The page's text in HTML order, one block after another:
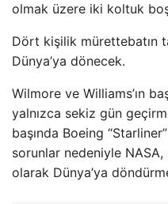
olmak üzere iki koltuk
Dört kişilik mürettebatın
Dünya’ya dönecek.
Wilmore ve Williams’ın
yalnızca sekiz gün
başında Boeing
sorunlar nedeniyle NASA,
olarak Dünya’ya